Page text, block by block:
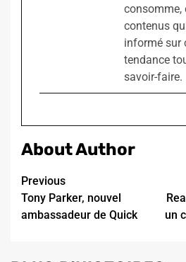
consomme,
contenus
informé sur
tendance
savoir-faire.
About Author
Continue
Reading
Previous
Tony Parker, nouvel
ambassadeur de Quick
un